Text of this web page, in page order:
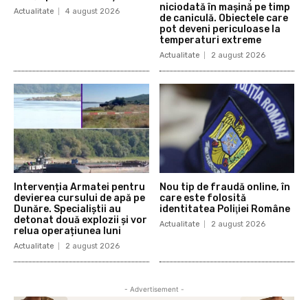
Actualitate 4 august 2026
niciodată în mașină pe timp
de caniculă. Obiectele care
pot deveni periculoase la
temperaturi extreme
Actualitate 2 august 2026
Intervenția Armatei pentru
devierea cursului de apă pe
Dunăre. Specialiștii au
detonat două explozii și vor
relua operațiunea luni
Actualitate 2 august 2026
Nou tip de fraudă online, în
care este folosită
identitatea Poliţiei Române
Actualitate 2 august 2026
- Advertisement -